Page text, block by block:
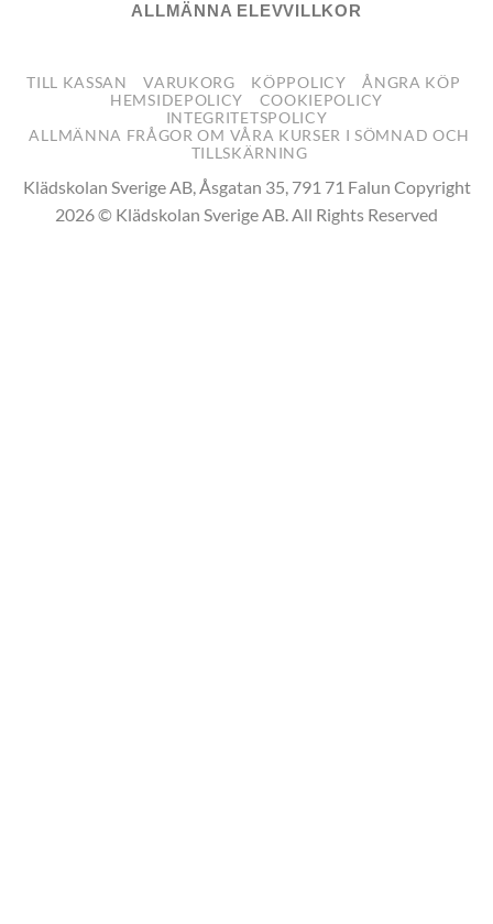
ALLMÄNNA ELEVVILLKOR
TILL KASSAN VARUKORG KÖPPOLICY
ÅNGRA KÖP
HEMSIDEPOLICY
COOKIEPOLICY
INTEGRITETSPOLICY
ALLMÄNNA FRÅGOR OM VÅRA KURSER I SÖMNAD OCH
TILLSKÄRNING
Klädskolan Sverige AB, Åsgatan 35, 791 71 Falun Copyright
2026 © Klädskolan Sverige AB. All Rights Reserved